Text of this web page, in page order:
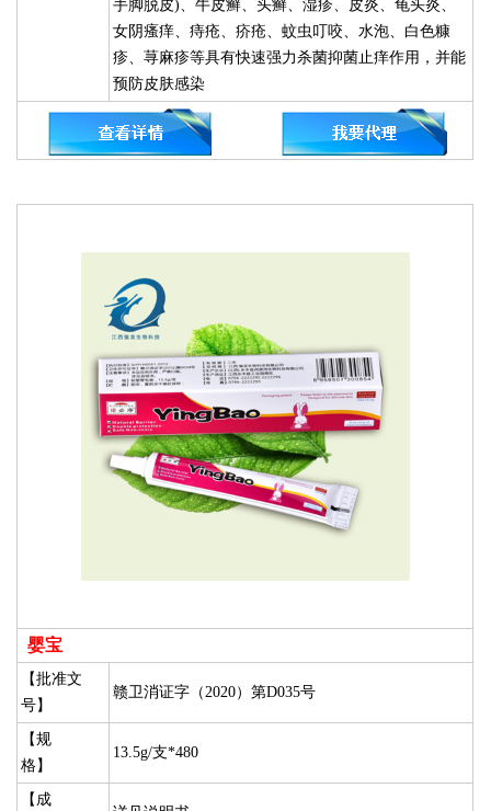
手脚脱皮)、牛皮癣、头癣、湿疹、皮炎、龟头炎、
女阴瘙痒、痔疮、疥疮、蚊虫叮咬、水泡、白色糠
疹、荨麻疹等具有快速强力杀菌抑菌止痒作用，并能
预防皮肤感染
婴宝
【批准文
号】
赣卫消证字（2020）第D035号
【规
格】
13.5g/支*480
【成